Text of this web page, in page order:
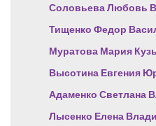
Соловьева Любовь
Тищенко Федор
Муратова Мария
Высотина Евгения
Адаменко Светлана
Лысенко Елена